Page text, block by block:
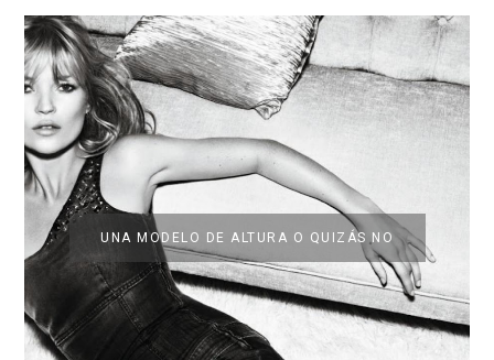
UNA MODELO DE ALTURA O QUIZÁS NO